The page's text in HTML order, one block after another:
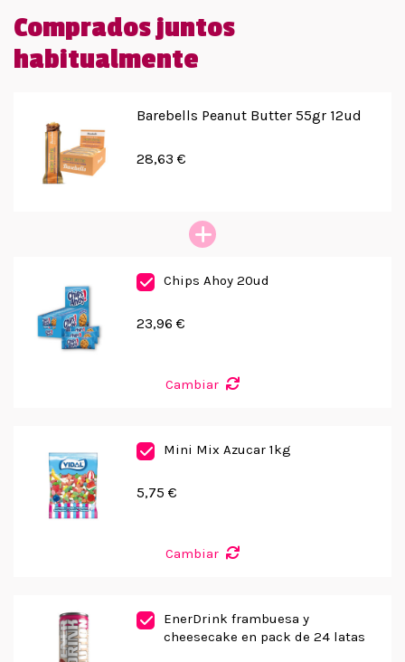
Comprados juntos
habitualmente
Barebells Peanut Butter 55gr 12ud
28,63 €
Chips Ahoy 20ud
23,96 €
Cambiar
Mini Mix Azucar 1kg
5,75 €
Cambiar
EnerDrink frambuesa y
cheesecake en pack de 24 latas